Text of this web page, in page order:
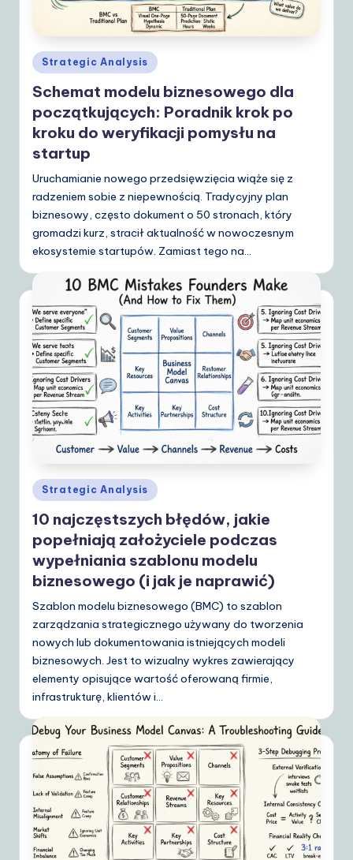
Posted
in
Strategic Analysis
Schemat modelu biznesowego dla
początkujących: Poradnik krok po
kroku do weryfikacji pomysłu na
startup
Uruchamianie nowego przedsięwzięcia wiąże się z
radzeniem sobie z niepewnością. Tradycyjny plan
biznesowy, często dokument o 50 stronach, który
gromadzi kurz, stracił aktualność w nowoczesnym
ekosystemie startupów. Zamiast tego na…
Posted
in
Strategic Analysis
10 najczęstszych błędów, jakie
popełniają założyciele podczas
wypełniania szablonu modelu
biznesowego (i jak je naprawić)
Szablon modelu biznesowego (BMC) to szablon
zarządzania strategicznego używany do tworzenia
nowych lub dokumentowania istniejących modeli
biznesowych. Jest to wizualny wykres zawierający
elementy opisujące wartość oferowaną firmie,
infrastrukturę, klientów i…